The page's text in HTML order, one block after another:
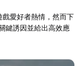
戲愛好者熱情，然而下
鍵誘因並給出高效應